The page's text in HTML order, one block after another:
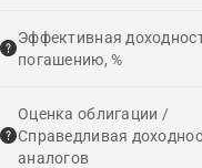
Эффективная
погашению, %
Оценка облигации /
Справедливая
аналогов